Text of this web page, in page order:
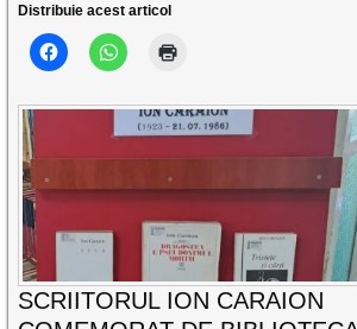
Distribuie acest articol
SCRIITORUL ION CARAION